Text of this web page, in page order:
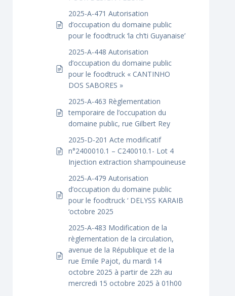
2025-A-471 Autorisation
d’occupation du domaine public
pour le foodtruck ‘la ch’ti Guyanaise’
2025-A-448 Autorisation
d’occupation du domaine public
pour le foodtruck « CANTINHO
DOS SABORES »
2025-A-463 Règlementation
temporaire de l’occupation du
domaine public, rue Gilbert Rey
2025-D-201 Acte modificatif
n°2400010.1 – C240010.1- Lot 4
Injection extraction shampouineuse
2025-A-479 Autorisation
d’occupation du domaine public
pour le foodtruck ‘ DELYSS KARAIB
‘octobre 2025
2025-A-483 Modification de la
règlementation de la circulation,
avenue de la République et de la
rue Emile Pajot, du mardi 14
octobre 2025 à partir de 22h au
mercredi 15 octobre 2025 à 01h00